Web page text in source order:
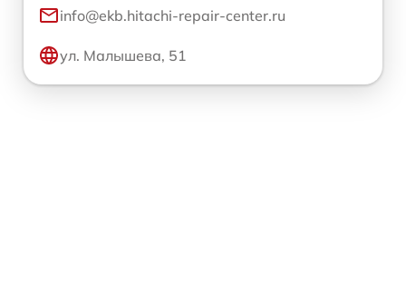
info@ekb.hitachi-repair-center.ru
ул. Малышева, 51